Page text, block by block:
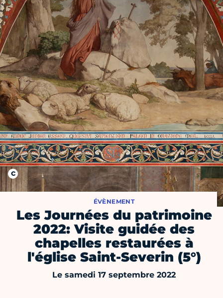
ÉVÈNEMENT
Les Journées du patrimoine
2022: Visite guidée des
chapelles restaurées à
l'église Saint-Severin (5°)
Le samedi 17 septembre 2022